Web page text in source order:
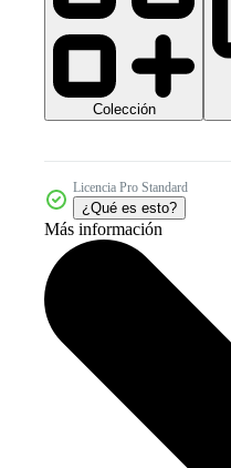
Colección
Licencia Pro Standard
¿Qué es esto?
Más información